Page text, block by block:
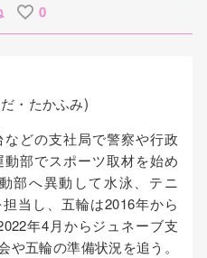
0
・たかふみ)
どの支社局で警察や行政
部でスポーツ取材を始め
部へ異動して水泳、テニ
当し、五輪は2016年から
年4月からジュネーブ支
や五輪の準備状況を追う。